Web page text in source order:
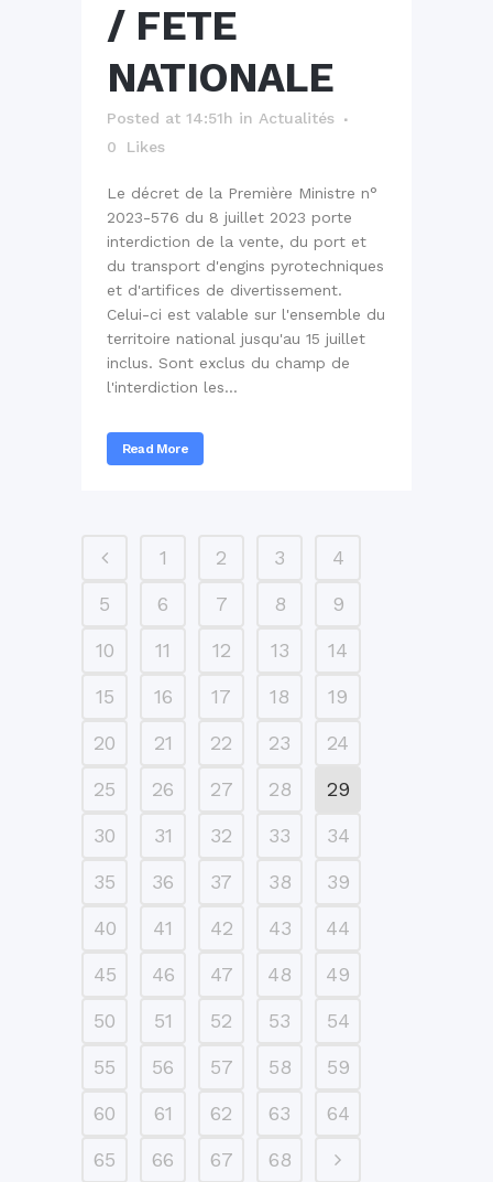
/ FETE
NATIONALE
Posted at 14:51h in Actualités
0
Likes
Le décret de la Première Ministre n°
2023-576 du 8 juillet 2023 porte
interdiction de la vente, du port et
du transport d'engins pyrotechniques
et d'artifices de divertissement.
Celui-ci est valable sur l'ensemble du
territoire national jusqu'au 15 juillet
inclus. Sont exclus du champ de
l'interdiction les...
Read More
1 2 3
4
5
6 7 8
9
10
11 12 13
14
15
16 17 18
19
20
21 22 23
24
25
26 27 28
29
30
31 32 33
34
35
36 37 38
39
40
41 42 43
44
45
46 47 48
49
50
51 52 53
54
55
56 57 58
59
60
61 62 63
64
65
66 67 68